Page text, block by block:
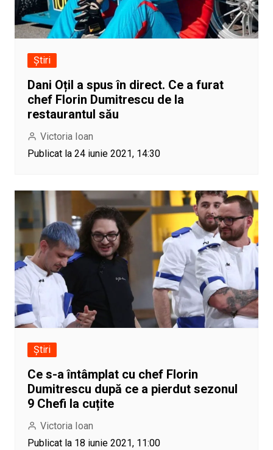
Știri
Dani Oțil a spus în direct. Ce a furat
chef Florin Dumitrescu de la
restaurantul său
Victoria Ioan
Publicat la 24 iunie 2021, 14:30
Știri
Ce s-a întâmplat cu chef Florin
Dumitrescu după ce a pierdut sezonul
9 Chefi la cuțite
Victoria Ioan
Publicat la 18 iunie 2021, 11:00